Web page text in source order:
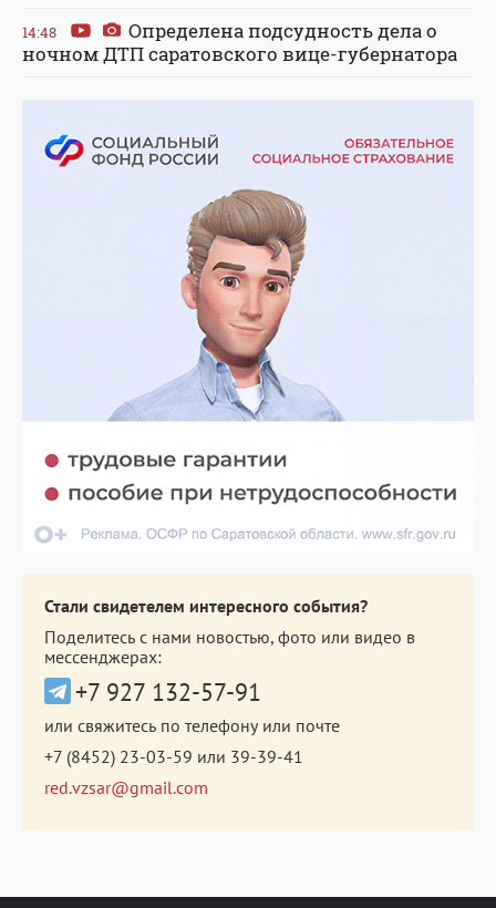
14:48
Определена подсудность дела о
ночном ДТП саратовского вице-губернатора
Стали свидетелем интересного события?
Поделитесь с нами новостью, фото или видео в
мессенджерах:
+7 927 132-57-91
или свяжитесь по телефону или почте
+7 (8452) 23-03-59 или 39-39-41
red.vzsar@gmail.com